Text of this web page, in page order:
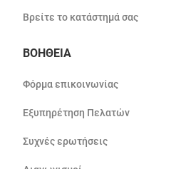
Βρείτε το κατάστημά σας
ΒΟΗΘΕΙΑ
Φόρμα επικοινωνίας
Εξυπηρέτηση Πελατών
Συχνές ερωτήσεις